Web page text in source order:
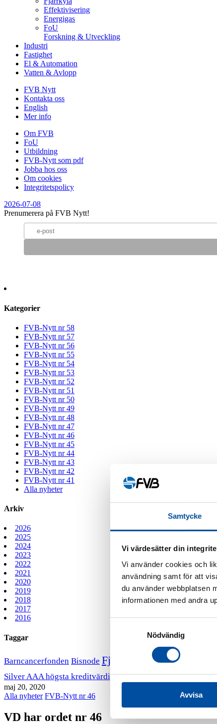
Samtycke
Vi värdesätter din
Vi använder cookies och
användning samt för att
du använder webbplatsen
informationen med andra
Nödvändig
Avvisa
Effektivisering
Energigas
FoU
Forskning & Utveckling
Industri
Fastighet
El & Automation
Vatten & Avlopp
FVB Nytt
Kontakta oss
English
Mer info
Om FVB
FoU
Utbildning
FVB-Nytt som pdf
Jobba hos oss
Om cookies
Integritetspolicy
2026-07-08
Prenumerera på FVB Nytt!
Kategorier
FVB-Nytt nr 58
FVB-Nytt nr 57
FVB-Nytt nr 56
FVB-Nytt nr 55
FVB-Nytt nr 54
FVB-Nytt nr 53
FVB-Nytt nr 52
FVB-Nytt nr 51
FVB-Nytt nr 50
FVB-Nytt nr 49
FVB-Nytt nr 48
FVB-Nytt nr 47
FVB-Nytt nr 46
FVB-Nytt nr 45
FVB-Nytt nr 44
FVB-Nytt nr 43
FVB-Nytt nr 42
FVB-Nytt nr 41
Alla nyheter
Arkiv
2026
2025
2024
2023
2022
2021
2020
2019
2018
2017
2016
Taggar
Barncancerfonden Bisnode Fjärrvärmekurs FVB stödjer
Silver AAA högsta kreditvärdighet VD har ordet
maj 20, 2020
Alla nyheter FVB-Nytt nr 46
VD har ordet nr 46